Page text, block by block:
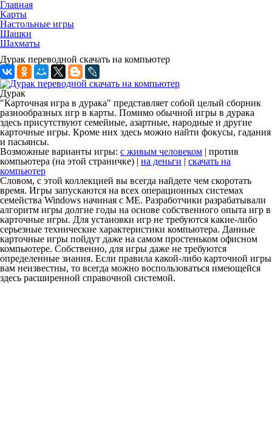
Главная
Карты
Настольные игры
Шашки
Шахматы
Дурак переводной скачать на компьютер
Дурак
"Карточная игра в дурака" представляет собой целый сборник
разнообразных игр в карты. Помимо обычной игры в дурака
здесь присутствуют семейные, азартные, народные и другие
карточные игры. Кроме них здесь можно найти фокусы, гадания
и пасьянсы.
Возможные варианты игры: с живым человеком | против
компьютера (на этой страничке) | на деньги | скачать на
компьютер
Словом, с этой коллекцией вы всегда найдете чем скоротать
время. Игры запускаются на всех операционных системах
семейства Windows начиная с ME. Разработчики разрабатывали
алгоритм игры долгие годы на основе собственного опыта игр в
карточные игры. Для установки игр не требуются какие-либо
серьезные технические характеристики компьютера. Данные
карточные игры пойдут даже на самом простеньком офисном
компьютере. Собственно, для игры даже не требуются
определенные знания. Если правила какой-либо карточной игры
вам неизвестны, то всегда можно воспользоваться имеющейся
здесь расширенной справочной системой.